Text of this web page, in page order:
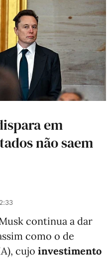
em
não saem
continua a dar
como o de
cujo investimento